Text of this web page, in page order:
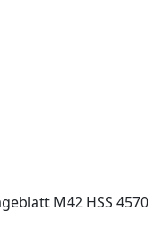
M42 HSS 4570